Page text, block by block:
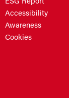
Accessibility
Awareness
Cookies